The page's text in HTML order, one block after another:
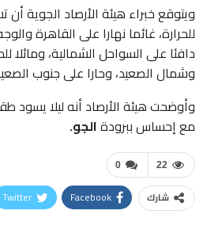
ويتوقع خبراء هيئة الأرصاد الجوية أن
للحرارة، غائما نهارا على القاهرة
دافئا على السواحل الشمالية، ومائلا
وشمال الصعيد، وحارا على جنوب
وأوضحت هيئة الأرصاد أنه ليلا يسود
مع إحساس ببرودةالجو.
0 22
شارك Facebook
Twitter